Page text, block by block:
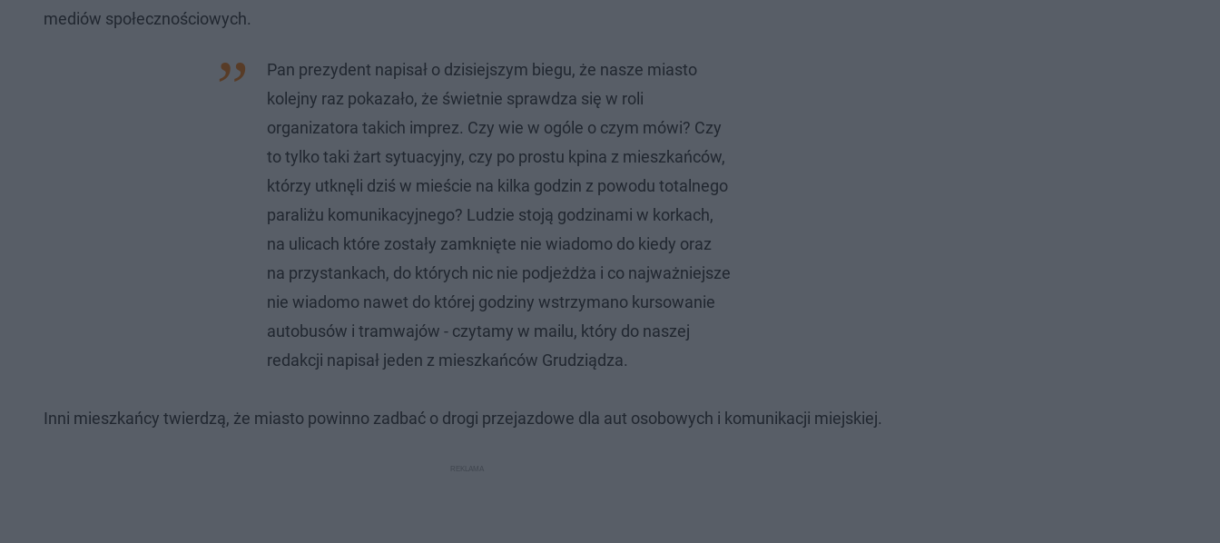
mediów społecznościowych.
Pan prezydent napisał o dzisiejszym biegu, że nasze miasto
kolejny raz pokazało, że świetnie sprawdza się w roli
organizatora takich imprez. Czy wie w ogóle o czym mówi? Czy
to tylko taki żart sytuacyjny, czy po prostu kpina z mieszkańców,
którzy utknęli dziś w mieście na kilka godzin z powodu totalnego
paraliżu komunikacyjnego? Ludzie stoją godzinami w korkach,
na ulicach które zostały zamknięte nie wiadomo do kiedy oraz
na przystankach, do których nic nie podjeżdża i co najważniejsze
nie wiadomo nawet do której godziny wstrzymano kursowanie
autobusów i tramwajów - czytamy w mailu, który do naszej
redakcji napisał jeden z mieszkańców Grudziądza.
Inni mieszkańcy twierdzą, że miasto powinno zadbać o drogi przejazdowe dla aut osobowych i komunikacji miejskiej.